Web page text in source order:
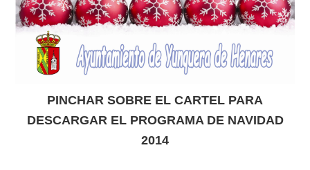
PINCHAR SOBRE EL CARTEL PARA
DESCARGAR EL PROGRAMA DE NAVIDAD
2014